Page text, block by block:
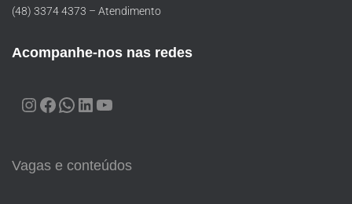
(48) 3374 4373 – Atendimento
Acompanhe-nos nas redes
Vagas e conteúdos